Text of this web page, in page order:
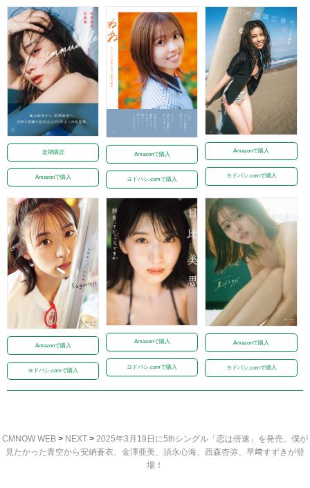
定期購読
Amazonで購入
Amazonで購入
ヨドバシ.comで購入
Amazonで購入
ヨドバシ.comで購入
Amazonで購入
ヨドバシ.comで購入
Amazonで購入
ヨドバシ.comで購入
Amazonで購入
ヨドバシ.comで購入
CMNOW WEB > NEXT > 2025年3月19日に5thシングル「恋は倍速」を発売。僕が
見たかった青空から安納蒼衣、金澤亜美、須永心海、西森杏弥、早﨑すずきが登
場！